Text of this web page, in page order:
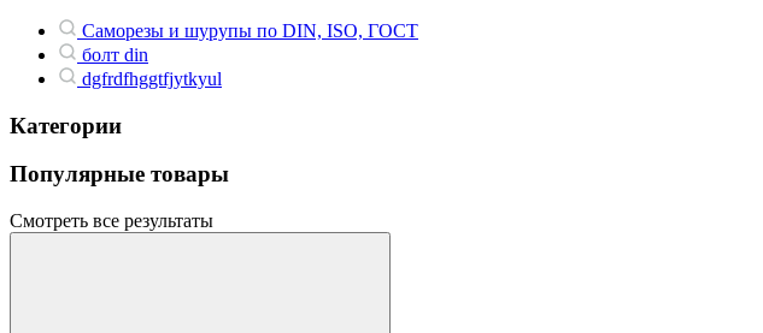
Саморезы и шурупы по DIN, ISO, ГОСТ
болт din
dgfrdfhggtfjytkyul
Категории
Популярные товары
Смотреть все результаты